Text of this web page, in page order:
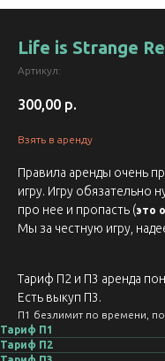
Life is Strange
Артикул:
300,00 р.
Взять в аренду
Правила аренды очень
игру. Игру обязательно
про нее и пропасть (это
Мы за честную игру,
Тариф П2 и П3 аренда
Есть выкуп П3.
П1 безлимит по времени,
Тариф П1
Тариф П2